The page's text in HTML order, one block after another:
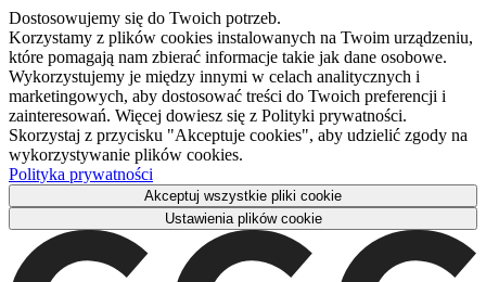
Dostosowujemy się do Twoich potrzeb.
Korzystamy z plików cookies instalowanych na Twoim urządzeniu,
które pomagają nam zbierać informacje takie jak dane osobowe.
Wykorzystujemy je między innymi w celach analitycznych i
marketingowych, aby dostosować treści do Twoich preferencji i
zainteresowań. Więcej dowiesz się z Polityki prywatności.
Skorzystaj z przycisku "Akceptuje cookies", aby udzielić zgody na
wykorzystywanie plików cookies.
Polityka prywatności
Akceptuj wszystkie pliki cookie
Ustawienia plików cookie